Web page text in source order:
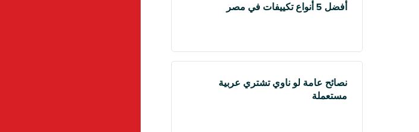
أفضل 5 أنواع تكييفات في مصر
نصائح عامة لو ناوي تشتري عربية
مستعملة